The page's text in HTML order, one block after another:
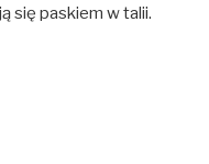
się paskiem w talii.